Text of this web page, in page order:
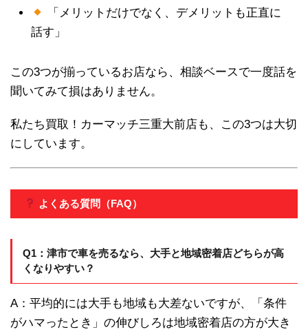
「メリットだけでなく、デメリットも正直に
話す」
この3つが揃っているお店なら、相談ベースで一度話を
聞いてみて損はありません。
私たち買取！カーマッチ三重大前店も、この3つは大切
にしています。
よくある質問（FAQ）
Q1：津市で車を売るなら、大手と地域密着店どちらが高
くなりやすい？
A：平均的には大手も地域も大差ないですが、「条件
がハマったとき」の伸びしろは地域密着店の方が大き